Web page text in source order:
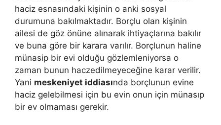
haciz esnasındaki kişinin o anki sosyal
durumuna bakılmaktadır. Borçlu olan kişinin
ailesi de göz önüne alınarak ihtiyaçlarına bakılır
ve buna göre bir karara varılır. Borçlunun haline
münasip bir evi olduğu gözlemleniyorsa o
zaman bunun haczedilmeyeceğine karar verilir.
Yani meskeniyet iddiasında borçlunun evine
haciz gelebilmesi için bu evin onun için münasıp
bir ev olmaması gerekir.